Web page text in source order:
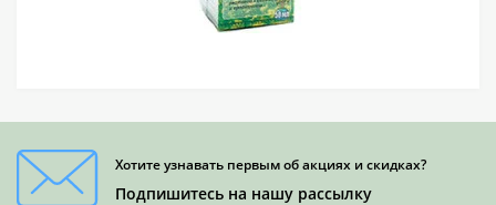
Хотите узнавать первым об акциях и скидках?
Подпишитесь на нашу рассылку